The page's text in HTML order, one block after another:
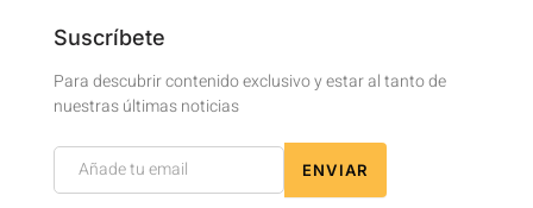
Suscríbete
Para descubrir contenido exclusivo y estar al tanto de
nuestras últimas noticias
Newsletter
Footer
ENVIAR